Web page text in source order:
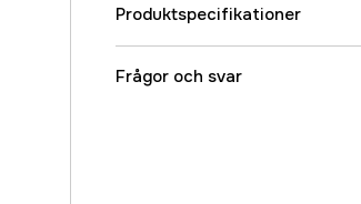
Produktspecifikationer
Referensnummer
Frågor och svar